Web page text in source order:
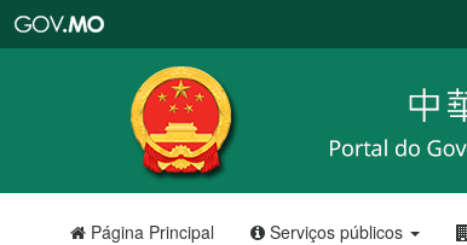
RAE
de
Macau
Página Principal Serviços públicos